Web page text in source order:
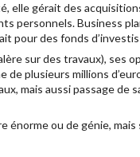
elle gérait des
personnels. Business
pour des fonds
sur des travaux), ses
plusieurs millions
mais aussi passage de
énorme ou de génie,